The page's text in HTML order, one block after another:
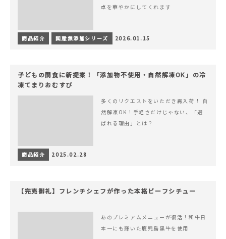
卓を華やかにしてくれます
商品紹介 国産無添加シリーズ 2026.01.15
子どもの間食に新提案！「添加物不使用・自然解凍OK」の冷
凍てまりおむすび
多くのリクエストをいただき再入荷！ 自
然解凍OK！手軽さだけじゃない、「選
ばれる理由」とは？
商品紹介 2025.02.28
【完売御礼】フレンチシェフが作った本格ビーフシチュー
あのプレミアムメニューが復活！和牛日
本一にも輝いた鹿児島黒牛を使用